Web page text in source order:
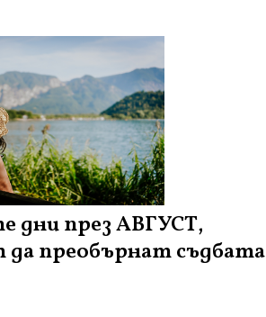
дни през АВГУСТ,
преобърнат съдбата